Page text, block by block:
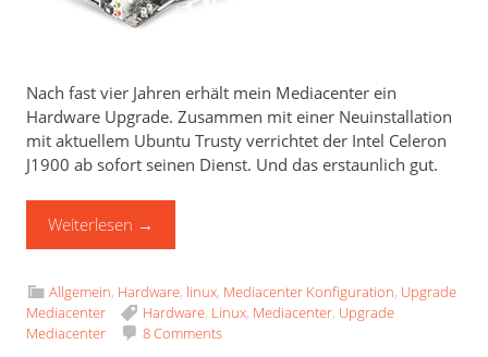
Nach fast vier Jahren erhält mein Mediacenter ein
Hardware Upgrade. Zusammen mit einer Neuinstallation
mit aktuellem Ubuntu Trusty verrichtet der Intel Celeron
J1900 ab sofort seinen Dienst. Und das erstaunlich gut.
Weiterlesen →
Allgemein, Hardware, linux, Mediacenter Konfiguration, Upgrade
Mediacenter
Hardware, Linux, Mediacenter, Upgrade
Mediacenter
8 Comments